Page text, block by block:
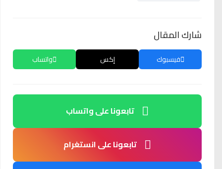
شارك المقال
فيسبوك إكس واتساب
تابعونا على واتساب
تابعونا على انستغرام